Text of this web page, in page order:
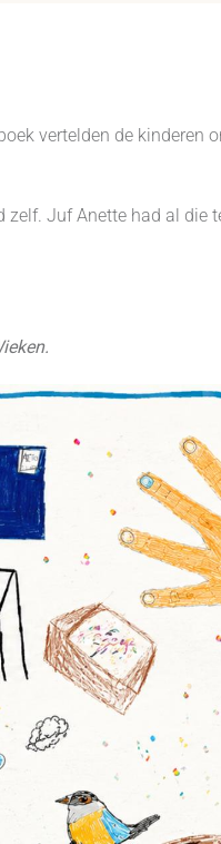
vertelden de kinderen
Juf Anette had al die